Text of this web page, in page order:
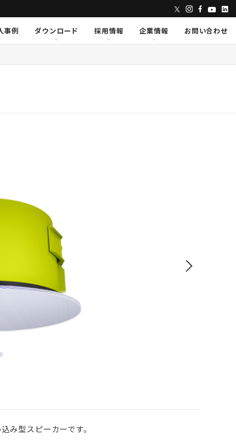
KSCAPE
Lumens
Visionary Solutions
事例
ダウンロード
KSCAPE
Lumens
Visionary Solutions
採用情報
企業情報
お問い合わせ
型スピーカーです。